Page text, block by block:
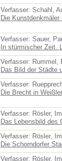
Verfasser: Schahl,
Die Kunstdenkmäler
Verfasser: Sauer,
In stürmischer Zeit.
Verfasser: Rummel,
Das Bild der Städte
Verfasser:
Die Brecht in
Verfasser: Rösler,
Das Lebensbild des
Verfasser: Rösler,
Die Schorndorfer
Verfasser: Rösler,